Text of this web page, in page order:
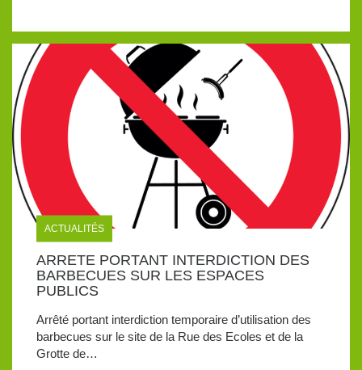
ACTUALITÉS
ARRETE PORTANT INTERDICTION DES
BARBECUES SUR LES ESPACES
PUBLICS
Arrêté portant interdiction temporaire d’utilisation des
barbecues sur le site de la Rue des Ecoles et de la
Grotte de…